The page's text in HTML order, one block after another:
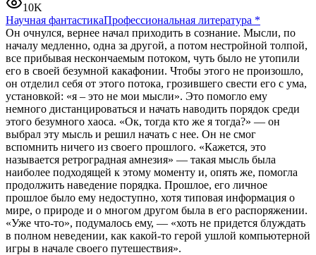
10K
Научная фантастикаПрофессиональная литература *
Он очнулся, вернее начал приходить в сознание. Мысли, по
началу медленно, одна за другой, а потом нестройной толпой,
все прибывая нескончаемым потоком, чуть было не утопили
его в своей безумной какафонии. Чтобы этого не произошло,
он отделил себя от этого потока, грозившего свести его с ума,
установкой: «я – это не мои мысли». Это помогло ему
немного дистанцироваться и начать наводить порядок среди
этого безумного хаоса. «Ок, тогда кто же я тогда?» — он
выбрал эту мысль и решил начать с нее. Он не смог
вспомнить ничего из своего прошлого. «Кажется, это
называется ретроградная амнезия» — такая мысль была
наиболее подходящей к этому моменту и, опять же, помогла
продолжить наведение порядка. Прошлое, его личное
прошлое было ему недоступно, хотя типовая информация о
мире, о природе и о многом другом была в его распоряжении.
«Уже что-то», подумалось ему, — «хоть не придется блуждать
в полном неведении, как какой-то герой ушлой компьютерной
игры в начале своего путешествия».